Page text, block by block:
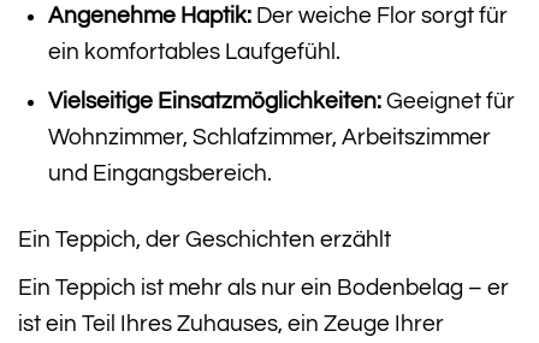
Angenehme Haptik:Der weiche Flor sorgt für
ein komfortables Laufgefühl.
Vielseitige Einsatzmöglichkeiten:Geeignet für
Wohnzimmer, Schlafzimmer, Arbeitszimmer
und Eingangsbereich.
Ein Teppich, der Geschichten erzählt
Ein Teppich ist mehr als nur ein Bodenbelag – er
ist ein Teil Ihres Zuhauses, ein Zeuge Ihrer